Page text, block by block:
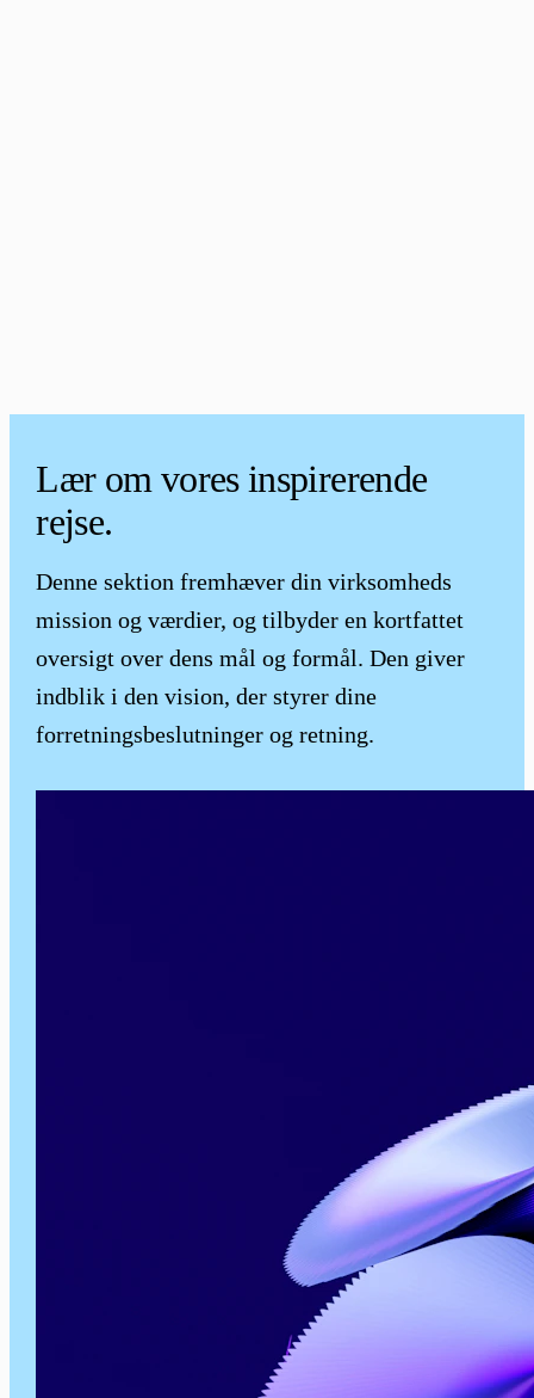
Lær om vores inspirerende
rejse.
Denne sektion fremhæver din virksomheds
mission og værdier, og tilbyder en kortfattet
oversigt over dens mål og formål. Den giver
indblik i den vision, der styrer dine
forretningsbeslutninger og retning.